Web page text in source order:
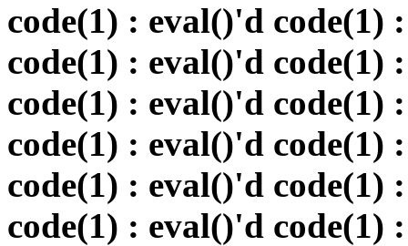
code(1) : eval()'d code(1)
code(1) : eval()'d code(1)
code(1) : eval()'d code(1)
code(1) : eval()'d code(1)
code(1) : eval()'d code(1)
code(1) : eval()'d code(1)